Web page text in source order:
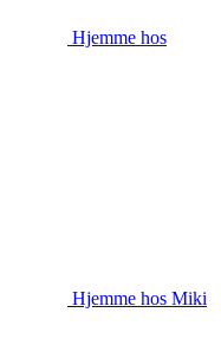
Hjemme hos
Hjemme hos Miki